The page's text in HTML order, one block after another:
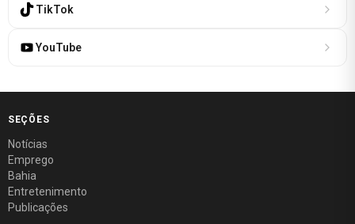
TikTok
YouTube
SEÇÕES
Notícias
Emprego
Bahia
Entretenimento
Publicações